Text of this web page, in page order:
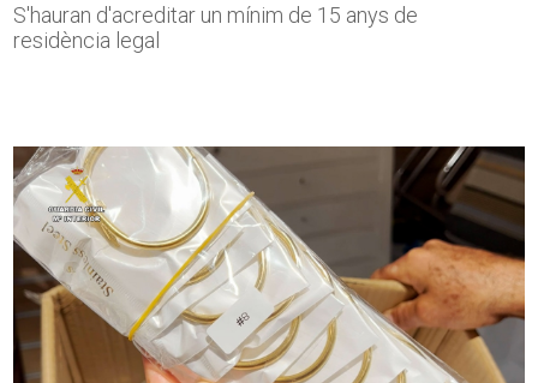
S'hauran d'acreditar un mínim de 15 anys de
residència legal